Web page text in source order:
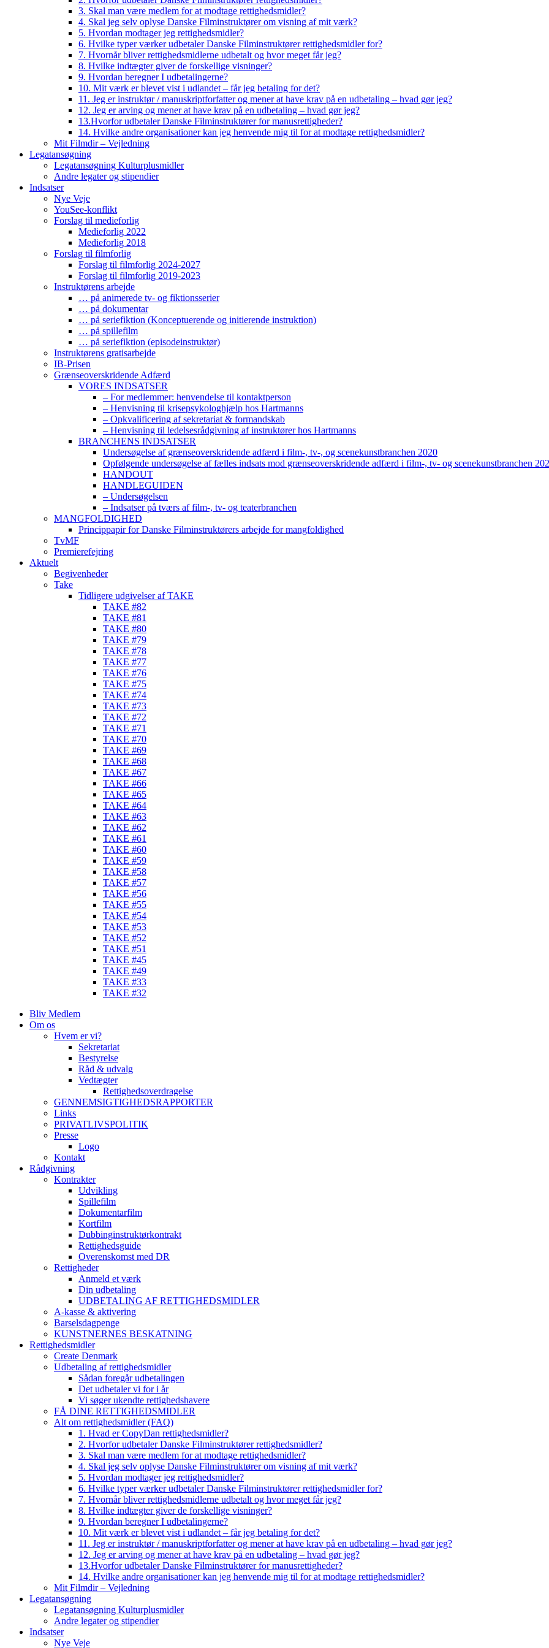
3. Skal man være medlem for at modtage rettighedsmidler?
4. Skal jeg selv oplyse Danske Filminstruktører om visning af mit værk?
5. Hvordan modtager jeg rettighedsmidler?
6. Hvilke typer værker udbetaler Danske Filminstruktører rettighedsmidler for?
7. Hvornår bliver rettighedsmidlerne udbetalt og hvor meget får jeg?
8. Hvilke indtægter giver de forskellige visninger?
9. Hvordan beregner I udbetalingerne?
10. Mit værk er blevet vist i udlandet – får jeg betaling for det?
11. Jeg er instruktør / manuskriptforfatter og mener at have krav på en udbetaling – hvad gør jeg?
12. Jeg er arving og mener at have krav på en udbetaling – hvad gør jeg?
13.Hvorfor udbetaler Danske Filminstruktører for manusrettigheder?
14. Hvilke andre organisationer kan jeg henvende mig til for at modtage rettighedsmidler?
Mit Filmdir – Vejledning
Legatansøgning
Legatansøgning Kulturplusmidler
Andre legater og stipendier
Indsatser
Nye Veje
YouSee-konflikt
Forslag til medieforlig
Medieforlig 2022
Medieforlig 2018
Forslag til filmforlig
Forslag til filmforlig 2024-2027
Forslag til filmforlig 2019-2023
Instruktørens arbejde
… på animerede tv- og fiktionsserier
… på dokumentar
… på seriefiktion (Konceptuerende og initierende instruktion)
… på spillefilm
… på seriefiktion (episodeinstruktør)
Instruktørens gratisarbejde
IB-Prisen
Grænseoverskridende Adfærd
VORES INDSATSER
– For medlemmer: henvendelse til kontaktperson
– Henvisning til krisepsykologhjælp hos Hartmanns
– Opkvalificering af sekretariat & formandskab
– Henvisning til ledelsesrådgivning af instruktører hos Hartmanns
BRANCHENS INDSATSER
Undersøgelse af grænseoverskridende adfærd i film-, tv-, og scenekunstbranchen 2020
Opfølgende undersøgelse af fælles indsats mod grænseoverskridende adfærd i film-, tv- og scenekunstbranchen
HANDOUT
HANDLEGUIDEN
– Undersøgelsen
– Indsatser på tværs af film-, tv- og teaterbranchen
MANGFOLDIGHED
Princippapir for Danske Filminstruktørers arbejde for mangfoldighed
TvMF
Premierefejring
Aktuelt
Begivenheder
Take
Tidligere udgivelser af TAKE
TAKE #82
TAKE #81
TAKE #80
TAKE #79
TAKE #78
TAKE #77
TAKE #76
TAKE #75
TAKE #74
TAKE #73
TAKE #72
TAKE #71
TAKE #70
TAKE #69
TAKE #68
TAKE #67
TAKE #66
TAKE #65
TAKE #64
TAKE #63
TAKE #62
TAKE #61
TAKE #60
TAKE #59
TAKE #58
TAKE #57
TAKE #56
TAKE #55
TAKE #54
TAKE #53
TAKE #52
TAKE #51
TAKE #45
TAKE #49
TAKE #33
TAKE #32
Bliv Medlem
Om os
Hvem er vi?
Sekretariat
Bestyrelse
Råd & udvalg
Vedtægter
Rettighedsoverdragelse
GENNEMSIGTIGHEDSRAPPORTER
Links
PRIVATLIVSPOLITIK
Presse
Logo
Kontakt
Rådgivning
Kontrakter
Udvikling
Spillefilm
Dokumentarfilm
Kortfilm
Dubbinginstruktørkontrakt
Rettighedsguide
Overenskomst med DR
Rettigheder
Anmeld et værk
Din udbetaling
UDBETALING AF RETTIGHEDSMIDLER
A-kasse & aktivering
Barselsdagpenge
KUNSTNERNES BESKATNING
Rettighedsmidler
Create Denmark
Udbetaling af rettighedsmidler
Sådan foregår udbetalingen
Det udbetaler vi for i år
Vi søger ukendte rettighedshavere
FÅ DINE RETTIGHEDSMIDLER
Alt om rettighedsmidler (FAQ)
1. Hvad er CopyDan rettighedsmidler?
2. Hvorfor udbetaler Danske Filminstruktører rettighedsmidler?
3. Skal man være medlem for at modtage rettighedsmidler?
4. Skal jeg selv oplyse Danske Filminstruktører om visning af mit værk?
5. Hvordan modtager jeg rettighedsmidler?
6. Hvilke typer værker udbetaler Danske Filminstruktører rettighedsmidler for?
7. Hvornår bliver rettighedsmidlerne udbetalt og hvor meget får jeg?
8. Hvilke indtægter giver de forskellige visninger?
9. Hvordan beregner I udbetalingerne?
10. Mit værk er blevet vist i udlandet – får jeg betaling for det?
11. Jeg er instruktør / manuskriptforfatter og mener at have krav på en udbetaling – hvad gør jeg?
12. Jeg er arving og mener at have krav på en udbetaling – hvad gør jeg?
13.Hvorfor udbetaler Danske Filminstruktører for manusrettigheder?
14. Hvilke andre organisationer kan jeg henvende mig til for at modtage rettighedsmidler?
Mit Filmdir – Vejledning
Legatansøgning
Legatansøgning Kulturplusmidler
Andre legater og stipendier
Indsatser
Nye Veje